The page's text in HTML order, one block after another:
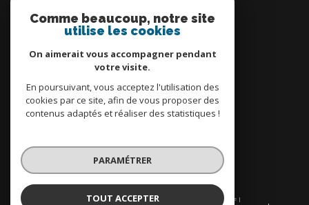
connecter
espace propriétaire
© 2026 | Tous droits réservés | Traduction powered by Google |
Comme beaucoup, notre site
utilise les cookies
On aimerait vous accompagner pendant
votre visite.
En poursuivant, vous acceptez l'utilisation des
cookies par ce site, afin de vous proposer des
contenus adaptés et réaliser des statistiques !
PARAMÉTRER
TOUT ACCEPTER